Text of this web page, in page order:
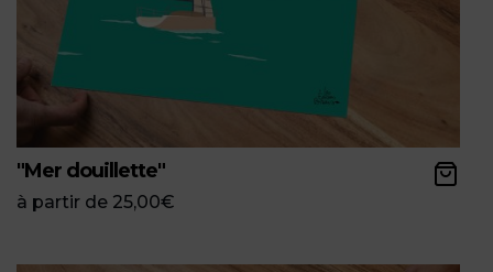
"Mer douillette"
à partir de 25,00€